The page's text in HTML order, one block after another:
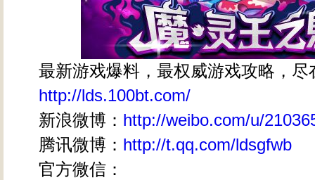
最新游戏爆料，最权威游戏攻略，尽
http://lds.100bt.com/
新浪微博： http://weibo.com/u/
腾讯微博： http://t.qq.com/ldsgfwb
官方微信：